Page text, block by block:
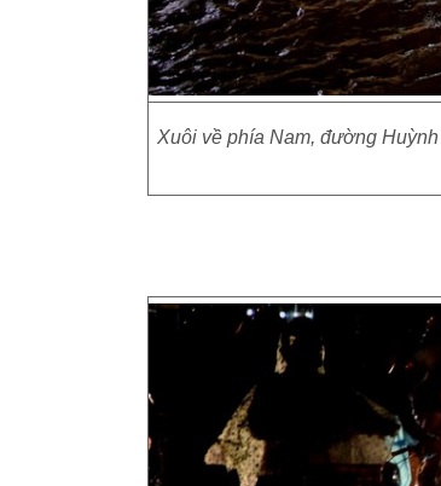
Xuôi về phía Nam, đường